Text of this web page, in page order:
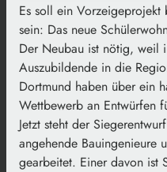
Es soll ein Vorzeigeprojekt
sein: Das neue
Der Neubau ist nötig, weil
Auszubildende in die
Dortmund haben über ein
Wettbewerb an Entwürfen
Jetzt steht der
angehende Bauingenieure
gearbeitet. Einer davon ist